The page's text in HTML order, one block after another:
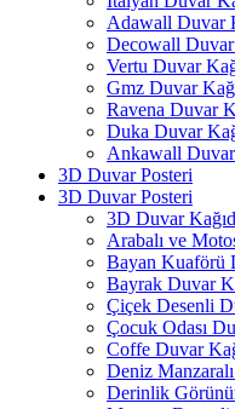
Adawall Duvar
Decowall Duvar
Vertu Duvar
Gmz Duvar
Ravena Duvar
Duka Duvar
Ankawall Duvar
3D Duvar Posteri
3D Duvar Posteri
3D Duvar
Arabalı ve
Bayan Kuaförü
Bayrak Duvar
Çiçek Desenli
Çocuk Odası
Coffe Duvar
Deniz
Derinlik